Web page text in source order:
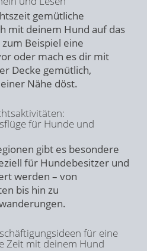
gemütliche
mit deinem Hund auf das
Beispiel eine
oder mach es dir mit
Decke gemütlich,
Nähe döst.
für Hunde und
gibt es besondere
für Hundebesitzer und
werden – von
bis hin zu
für eine
Zeit mit deinem Hund